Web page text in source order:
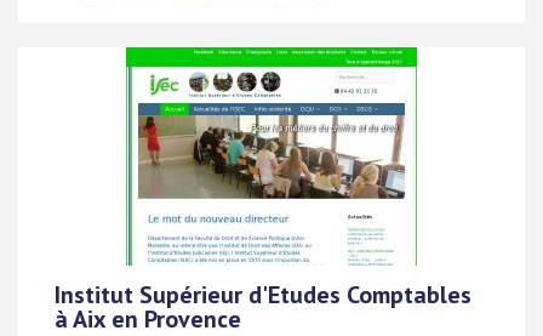
Institut Supérieur d'Etudes Comptables
à Aix en Provence